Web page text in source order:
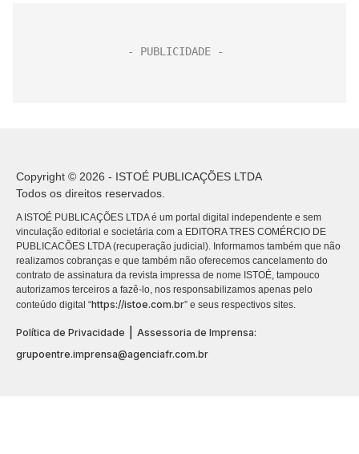
Copyright © 2026 - ISTOÉ PUBLICAÇÕES LTDA
Todos os direitos reservados.
A ISTOÉ PUBLICAÇÕES LTDA é um portal digital independente e sem
vinculação editorial e societária com a EDITORA TRES COMÉRCIO DE
PUBLICACÕES LTDA (recuperação judicial). Informamos também que não
realizamos cobranças e que também não oferecemos cancelamento do
contrato de assinatura da revista impressa de nome ISTOÉ, tampouco
autorizamos terceiros a fazê-lo, nos responsabilizamos apenas pelo
conteúdo digital “https://istoe.com.br” e seus respectivos sites.
Política de Privacidade
Assessoria de Imprensa:
grupoentre.imprensa@agenciafr.com.br